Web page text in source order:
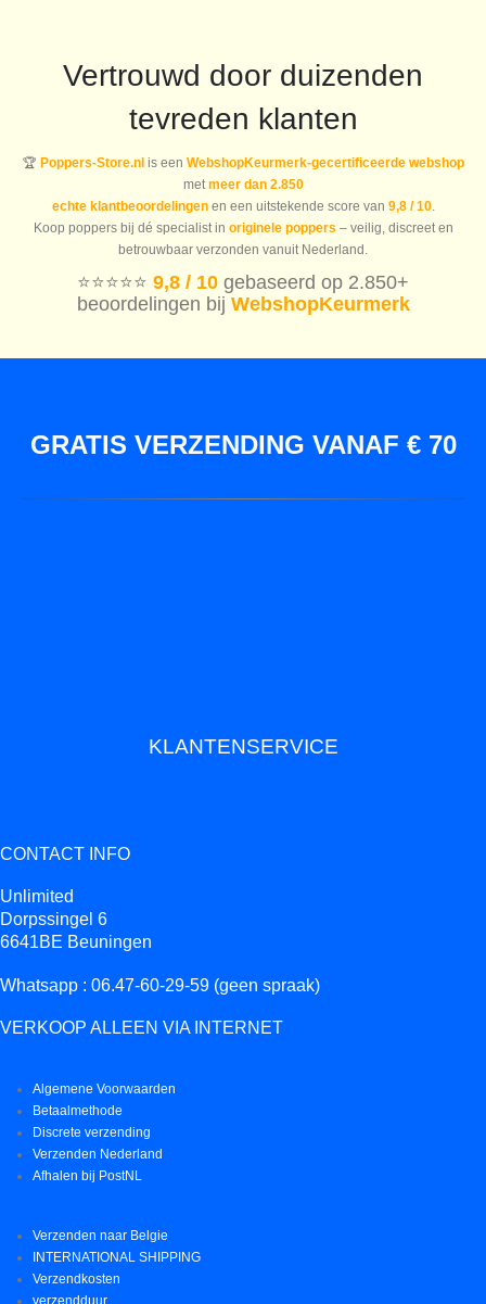
Vertrouwd door duizenden
tevreden klanten
🏆 Poppers-Store.nlis een WebshopKeurmerk-gecertificeerde webshop
met meer dan 2.850
echte klantbeoordelingenen een uitstekende score van 9,8 / 10.
Koop poppers bij dé specialist in originele poppers – veilig, discreet en
betrouwbaar verzonden vanuit Nederland.
⭐️⭐️⭐️⭐️⭐️ 9,8 / 10 gebaseerd op 2.850+
beoordelingen bij WebshopKeurmerk
GRATIS VERZENDING VANAF € 70
KLANTENSERVICE
CONTACT INFO
Unlimited
Dorpssingel 6
6641BE Beuningen
Whatsapp : 06.47-60-29-59 (geen spraak)
VERKOOP ALLEEN VIA INTERNET
Algemene Voorwaarden
Betaalmethode
Discrete verzending
Verzenden Nederland
Afhalen bij PostNL
Verzenden naar Belgie
INTERNATIONAL SHIPPING
Verzendkosten
verzendduur